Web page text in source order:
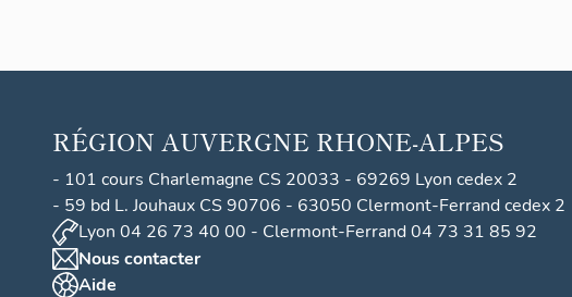
RÉGION AUVERGNE RHONE-ALPES
- 101 cours Charlemagne CS 20033 - 69269 Lyon cedex 2
- 59 bd L. Jouhaux CS 90706 - 63050 Clermont-Ferrand cedex 2
Lyon 04 26 73 40 00 - Clermont-Ferrand 04 73 31 85 92
Nous contacter
Aide